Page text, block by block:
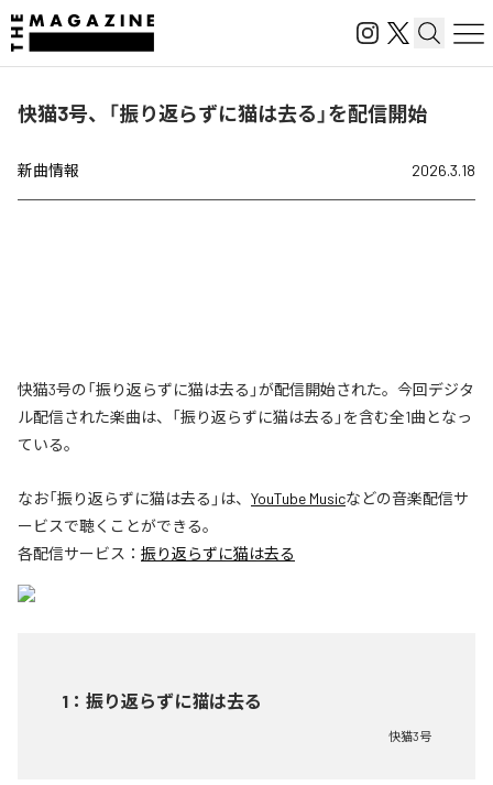
快猫3号、「振り返らずに猫は去る」を配信開始
新曲情報 2026.3.18
快猫3号の「振り返らずに猫は去る」が配信開始された。今回デジタ
ル配信された楽曲は、「振り返らずに猫は去る」を含む全1曲となっ
ている。
なお「振り返らずに猫は去る 」は、 YouTube Musicなどの音楽配信サ
ービスで聴くことができる。
各配信サービス： 振り返らずに猫は去る
1 ： 振り返らずに猫は去る
快猫3号